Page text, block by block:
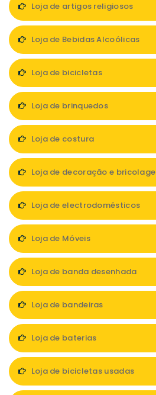
Loja de artigos religiosos
Loja de Bebidas Alcoólicas
Loja de bicicletas
Loja de brinquedos
Loja de costura
Loja de decoração e bricolage
Loja de electrodomésticos
Loja de Móveis
Loja de banda desenhada
Loja de bandeiras
Loja de baterias
Loja de bicicletas usadas